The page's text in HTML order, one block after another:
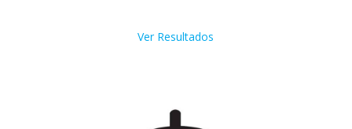
Ver Resultados